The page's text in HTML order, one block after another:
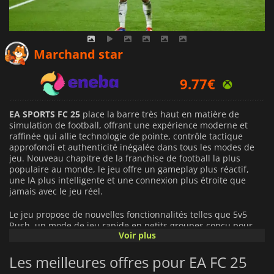
Marchand star
9.77€
56.99€
EA SPORTS FC 25 place la barre très haut en matière de
simulation de football, offrant une expérience moderne et
raffinée qui allie technologie de pointe, contrôle tactique
approfondi et authenticité inégalée dans tous les modes de
jeu. Nouveau chapitre de la franchise de football la plus
populaire au monde, le jeu offre un gameplay plus réactif,
une IA plus intelligente et une connexion plus étroite que
jamais avec le jeu réel.
Le jeu propose de nouvelles fonctionnalités telles que 5v5
Rush, un mode de jeu rapide en petits groupes conçu pour
vous maintenir constamment au cœur de l'action. Avec moins
créativité et la prise de décision rapide, offrant une
expérience compétitive inédite, que vous jouiez en solo ou
Voir plus
Les meilleures offres pour EA FC 25